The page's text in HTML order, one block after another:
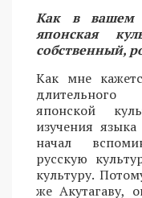
Как в вашем
японская
собственный,
Как мне
длительного
японской
изучения
начал
русскую
культуру.
же Акутагаву,